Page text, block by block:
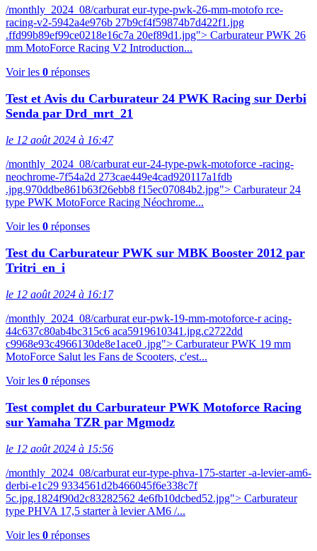
/monthly_2024_08/carburat eur-type-pwk-26-mm-motofo rce-
racing-v2-5942a4e976b 27b9cf4f59874b7d422f1.jpg
.ffd99b89ef99ce0218e16c7a 20ef89d1.jpg"> Carburateur PWK 26
mm MotoForce Racing V2 Introduction...
Voir les 0 réponses
Test et Avis du Carburateur 24 PWK Racing sur Derbi
Senda par Drd_mrt_21
le 12 août 2024 à 16:47
/monthly_2024_08/carburat eur-24-type-pwk-motoforce -racing-
neochrome-7f54a2d 273cae449e4cad920117a1fdb
.jpg.970ddbe861b63f26ebb8 f15ec07084b2.jpg"> Carburateur 24
type PWK MotoForce Racing Néochrome...
Voir les 0 réponses
Test du Carburateur PWK sur MBK Booster 2012 par
Tritri_en_i
le 12 août 2024 à 16:17
/monthly_2024_08/carburat eur-pwk-19-mm-motoforce-r acing-
44c637c80ab4bc315c6 aca5919610341.jpg.c2722dd
c9968e93c4966130de8e1ace0 .jpg"> Carburateur PWK 19 mm
MotoForce Salut les Fans de Scooters, c'est...
Voir les 0 réponses
Test complet du Carburateur PWK Motoforce Racing
sur Yamaha TZR par Mgmodz
le 12 août 2024 à 15:56
/monthly_2024_08/carburat eur-type-phva-175-starter -a-levier-am6-
derbi-e1c29 9334561d2b466045f6e338c7f
5c.jpg.1824f90d2c83282562 4e6fb10dcbed52.jpg"> Carburateur
type PHVA 17,5 starter à levier AM6 /...
Voir les 0 réponses